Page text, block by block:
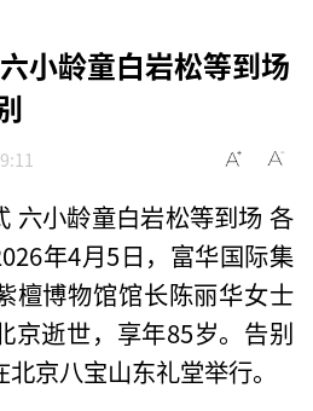
小龄童白岩松等到场
六小龄童白岩松等到场 各
年4月5日，富华国际集
檀博物馆馆长陈丽华女士
京逝世，享年85岁。告别
京八宝山东礼堂举行。